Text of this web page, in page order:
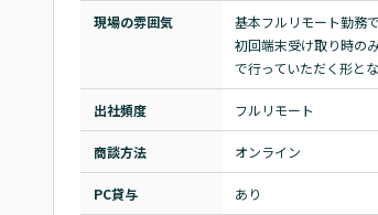
現場の雰囲気
基本フルリモート勤務
初回端末受け取り時の
で行っていただく形とな
出社頻度 フルリモート
商談方法 オンライン
PC貸与 あり